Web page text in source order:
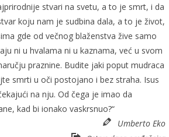
stvari na svetu, a to je smrt, i da
koju nam je sudbina dala, a to je život,
gde od večnog blaženstva žive samo
ni u hvalama ni u kaznama, već u svom
praznine. Budite jaki poput mudraca
smrti u oči postojano i bez straha. Isus
na nju. Od čega je imao da
kad bi ionako vaskrsnuo?“
Umberto Eko